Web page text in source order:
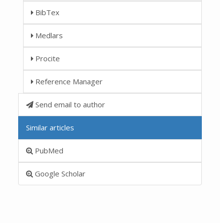
BibTex
Medlars
Procite
Reference Manager
Send email to author
Similar articles
PubMed
Google Scholar